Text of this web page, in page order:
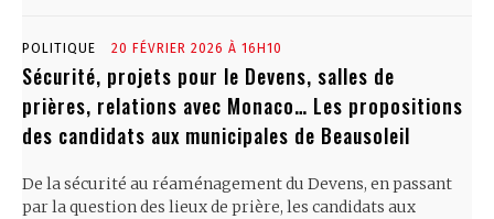
POLITIQUE 20 FÉVRIER 2026 À 16H10
Sécurité, projets pour le Devens, salles de
prières, relations avec Monaco… Les propositions
des candidats aux municipales de Beausoleil
De la sécurité au réaménagement du Devens, en passant
par la question des lieux de prière, les candidats aux